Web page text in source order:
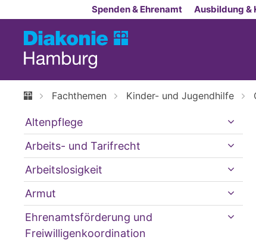
Zum Inhalt springenSpenden & Ehrenamt Ausbildung &
Fachthemen Kinder- und Jugendhilfe
Altenpflege
Arbeits- und Tarifrecht
Arbeitslosigkeit
Armut
Ehrenamtsförderung und
Freiwilligenkoordination